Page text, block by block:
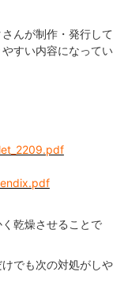
んが制作・発行して
すい内容になってい
乾燥させることで
でも次の対処がしや